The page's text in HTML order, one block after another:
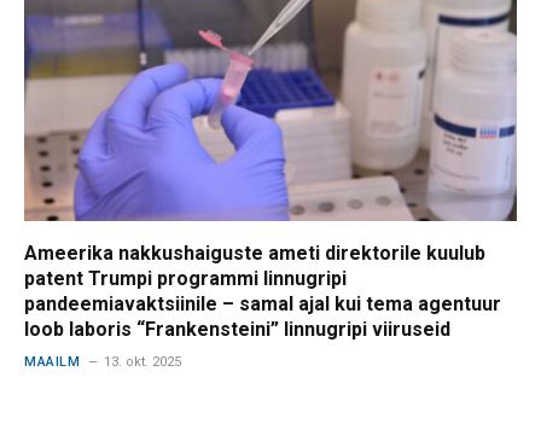
Ameerika nakkushaiguste ameti direktorile kuulub
patent Trumpi programmi linnugripi
pandeemiavaktsiinile – samal ajal kui tema agentuur
loob laboris “Frankensteini” linnugripi viiruseid
MAAILM 13. okt. 2025